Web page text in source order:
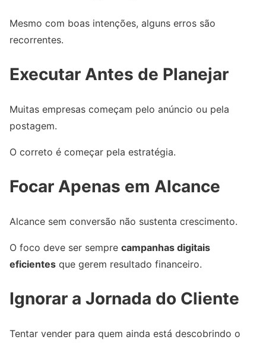
Mesmo com boas intenções, alguns erros são
recorrentes.
Executar Antes de Planejar
Muitas empresas começam pelo anúncio ou pela
postagem.
O correto é começar pela estratégia.
Focar Apenas em Alcance
Alcance sem conversão não sustenta crescimento.
O foco deve ser sempre campanhas digitais
eficientes que gerem resultado financeiro.
Ignorar a Jornada do Cliente
Tentar vender para quem ainda está descobrindo o